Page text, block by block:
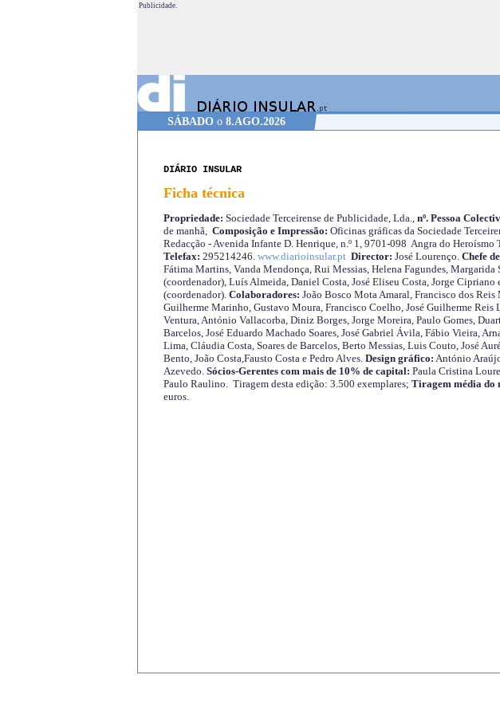
Publicidade.
SÁBADO o 8.AGO.2026
DIÁRIO INSULAR
Ficha técnica
Propriedade: Sociedade Terceirense de Publicidade, Lda.,nº. Pessoa
de manhã, Composição e Impressão: Oficinas gráficas da Sociedade
Redacção - Avenida Infante D. Henrique, n.º 1, 9701-098 Angra do Heroísmo
Telefax: 295214246. www.diarioinsular.pt Director: José Lourenço. Chefe
Fátima Martins, Vanda Mendonça, Rui Messias, Helena Fagundes, Margarida
(coordenador), Luís Almeida, Daniel Costa, José Eliseu Costa, Jorge Cipriano
(coordenador). Colaboradores: João Bosco Mota Amaral, Francisco dos
Guilherme Marinho, Gustavo Moura, Francisco Coelho, José Guilherme Reis
Ventura, António Vallacorba, Diniz Borges, Jorge Moreira, Paulo Gomes,
Barcelos, José Eduardo Machado Soares, José Gabriel Ávila, Fábio Vieira,
Lima, Cláudia Costa, Soares de Barcelos, Berto Messias, Luis Couto, José
Bento, João Costa,Fausto Costa e Pedro Alves. Design gráfico: António
Azevedo. Sócios-Gerentes com mais de 10% de capital: Paula Cristina
Paulo Raulino. Tiragem desta edição: 3.500 exemplares; Tiragem média do
euros.